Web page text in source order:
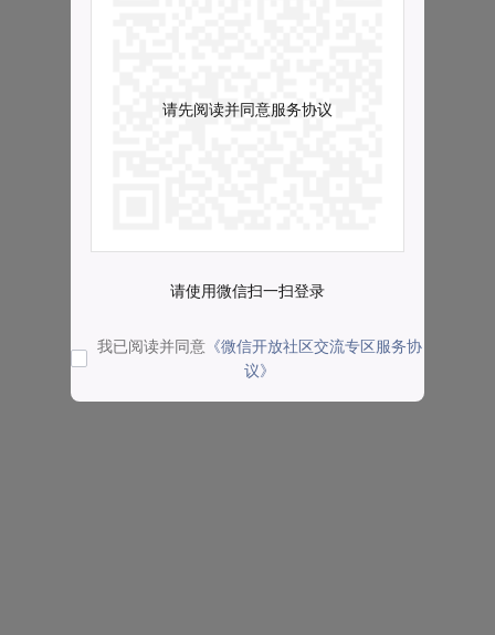
请先阅读并同意服务协议
请使用微信扫一扫登录
我已阅读并同意 《微信开放社区交流专区服务协
议》